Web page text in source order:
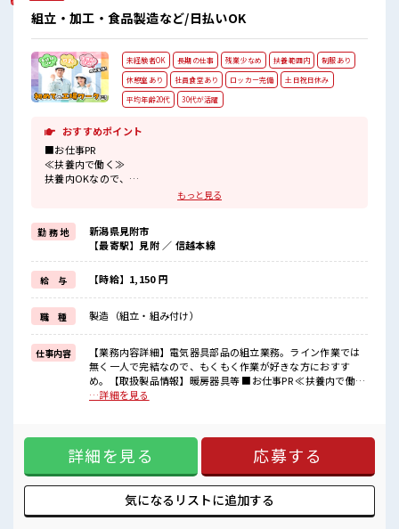
組立・加工・食品製造など/日払いOK
未経験者OK 長期の仕事 残業少なめ 扶養範囲内
制服あり
休憩室あり
社員食堂あり ロッカー完備
土日祝日休み
平均年齢20代
30代が活躍
おすすめポイント
■お仕事PR
≪扶養内で働く≫
扶養内OKなので、
主婦&主夫さんも気軽にご応募くださいね♪
残業はほとんどナシ！
場合によってはお願いすることもあります♪
≪土日祝休のお仕事≫
家族や友人と一緒にプライベート満喫！
≪ラクラク制服アリ≫
制服があるので、
毎日の服装の悩み解消♪
≪未経験の方も大カンゲイ≫
新しいことにチャレンジするのは不安だけど、
しっかり働く環境が整っています！
イチからスキルUP・ステップUP目指していきましょう！
■職場の雰囲気
オンオフの切替もできちゃう！
職場にはロッカー完備！
私物の置きすぎには注意が必要ですね★
もっと見る
勤 務 地
新潟県見附市
【最寄駅】見附 ／ 信越本線
給 与 【時給】1,150 円
職 種 製造（組立・組み付け）
仕事内容
【業務内容詳細】電気器具部品の組立業務。ライン作業では
無く一人で完結なので、もくもく作業が好きな方におすす
め。【取扱製品情報】暖房器具等 ■お仕事PR ≪扶養内で働く
≫ 扶養内OKなので、 主婦&主夫さんも気軽にご応募ください
や友人と一緒にプライベート満喫！ ≪ラクラク制服アリ≫ 制
服があるので、 毎日の服装の悩み解消♪ ≪未経験の方も大カ
ンゲイ≫ 新しいことにチャレンジするのは不安だけど、 しっ
かり働く環境が整っています！ イチからスキルUP・ステップ
UP目指していきましょう！ ■職場の雰囲気 活気あふれる20
代活躍中の職場です☆ しっかり休める休憩室あり！ オンオフ
…詳細を見る
詳細を見る 応募する
気になるリストに追加する